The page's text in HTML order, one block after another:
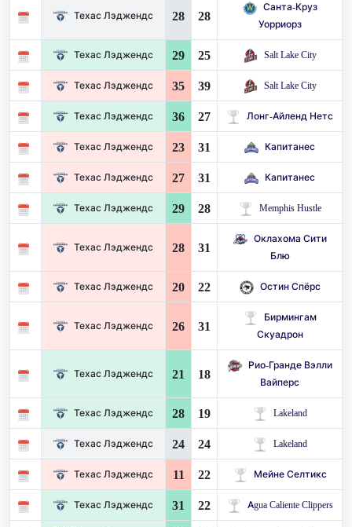
Техас Лэджендс 28 28
Санта-Круз
Уорриорз
Техас Лэджендс 29 25 Salt Lake City
Техас Лэджендс 35 39 Salt Lake City
Техас Лэджендс 36 27 Лонг-Айленд Нетс
Техас Лэджендс 23 31 Капитанес
Техас Лэджендс 27 31 Капитанес
Техас Лэджендс 29 28 Memphis Hustle
Техас Лэджендс 28 31
Оклахома Сити
Блю
Техас Лэджендс 20 22 Остин Спёрс
Техас Лэджендс 26 31
Бирмингам
Скуадрон
Техас Лэджендс 21 18
Рио-Гранде Вэлли
Вайперс
Техас Лэджендс 28 19 Lakeland
Техас Лэджендс 24 24 Lakeland
Техас Лэджендс 11 22 Мейне Селтикс
Техас Лэджендс 31 22 Agua Caliente Clippers